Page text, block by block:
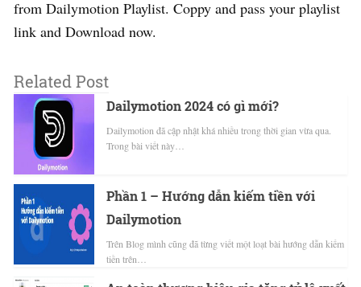
from Dailymotion Playlist. Coppy and pass your playlist
link and Download now.
Related Post
Dailymotion 2024 có gì mới?
Dailymotion đã cập nhật khá nhiều trong thời gian vừa qua.
Trong bài viết này…
Phần 1 – Hướng dẫn kiếm tiền với
Dailymotion
Trên Blog mình cũng đã từng viết một loạt bài hướng dẫn kiếm
tiền trên…